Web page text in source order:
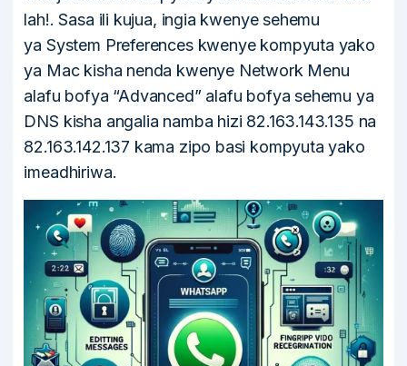
lah!. Sasa ili kujua, ingia kwenye sehemu
ya System Preferences kwenye kompyuta yako
ya Mac kisha nenda kwenye Network Menu
alafu bofya “Advanced” alafu bofya sehemu ya
DNS kisha angalia namba hizi 82.163.143.135 na
82.163.142.137 kama zipo basi kompyuta yako
imeadhiriwa.